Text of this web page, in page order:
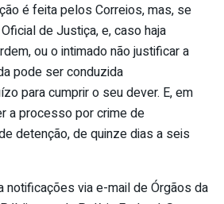
é feita pelos Correios, mas, se
de Justiça, e, caso haja
ou o intimado não justificar a
pode ser conduzida
para cumprir o seu dever. E, em
a processo por crime de
detenção, de quinze dias a seis
notificações via e-mail de Órgãos da